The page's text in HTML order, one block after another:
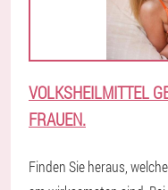
VOLKSHEILMITTEL
FRAUEN.
Finden Sie heraus,